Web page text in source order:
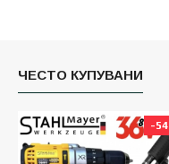
ЧЕСТО КУПУВАНИ
-54 %